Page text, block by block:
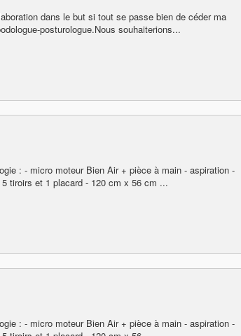
dans le but si tout se passe bien de céder ma
posturologue.Nous souhaiterions...
: - micro moteur Bien Air + pièce à main - aspiration -
tiroirs et 1 placard - 120 cm x 56 cm ...
: - micro moteur Bien Air + pièce à main - aspiration -